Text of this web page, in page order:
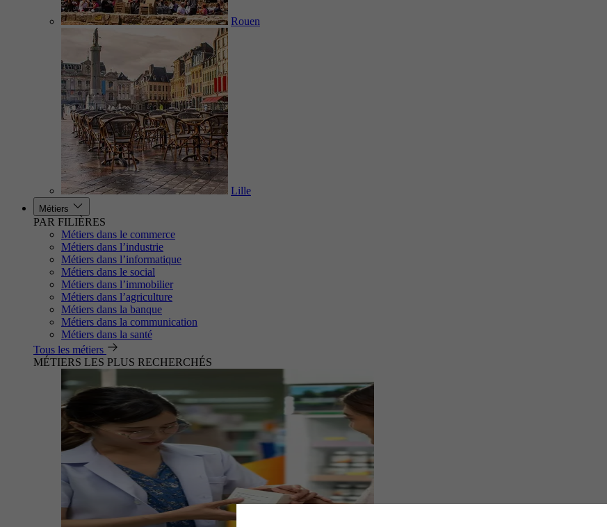
Rouen
Lille
Métiers
PAR FILIÈRES
Métiers dans le commerce
Métiers dans l’industrie
Métiers dans l’informatique
Métiers dans le social
Métiers dans l’immobilier
Métiers dans l’agriculture
Métiers dans la banque
Métiers dans la communication
Métiers dans la santé
Tous les métiers
MÉTIERS LES PLUS RECHERCHÉS